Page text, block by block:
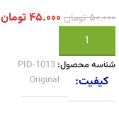
۵۰.۰۰۰تومان ۴۵.۰۰۰تومان
افزودن به سبد خرید
شناسه محصول: PID-1013
کیفیت Original